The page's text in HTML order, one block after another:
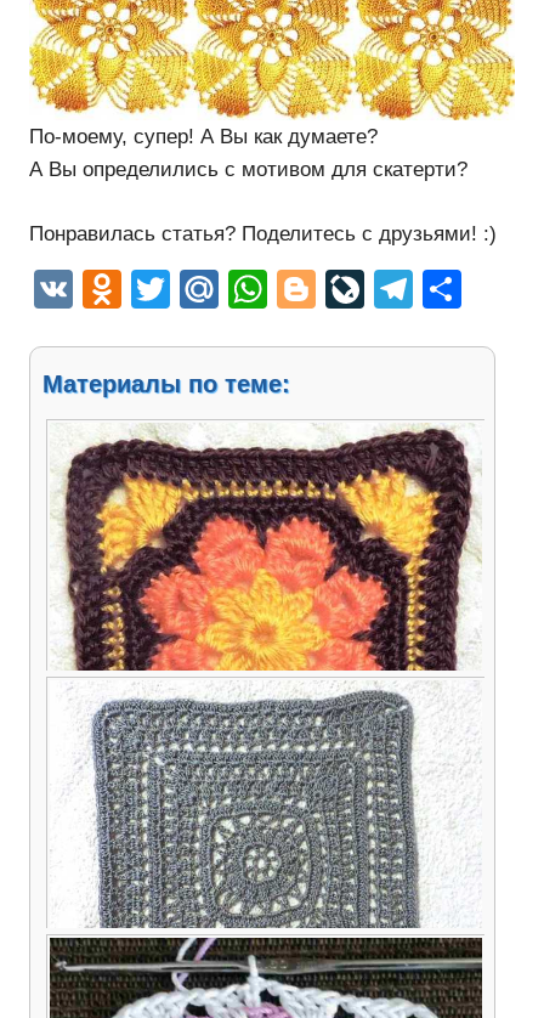
По-моему, супер! А Вы как думаете?
А Вы определились с мотивом для скатерти?
Понравилась статья? Поделитесь с друзьями! :)
VK Odnoklassniki
TwitterMail.Ru
WhatsApp
Blogger
Материалы по теме:
Вяжем большой квадратный мотив по типу
африканского цветка